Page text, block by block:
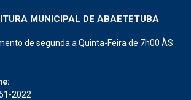
MUNICIPAL DE ABAETETUBA
de segunda a Quinta-Feira de 7h00 ÀS
2022